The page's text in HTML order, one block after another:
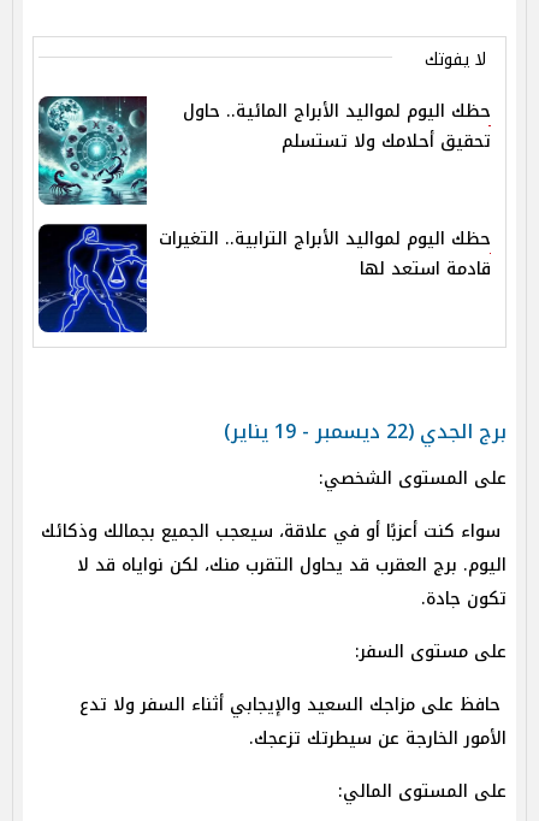
لا يفوتك
حظك اليوم لمواليد الأبراج المائية.. حاول
تحقيق أحلامك ولا تستسلم
حظك اليوم لمواليد الأبراج الترابية.. التغيرات
قادمة استعد لها
برج الجدي (22 ديسمبر - 19 يناير)
على المستوى الشخصي:
سواء كنت أعزبًا أو في علاقة، سيعجب الجميع بجمالك وذكائك
اليوم. برج العقرب قد يحاول التقرب منك، لكن نواياه قد لا
تكون جادة.
على مستوى السفر:
حافظ على مزاجك السعيد والإيجابي أثناء السفر ولا تدع
الأمور الخارجة عن سيطرتك تزعجك.
على المستوى المالي: